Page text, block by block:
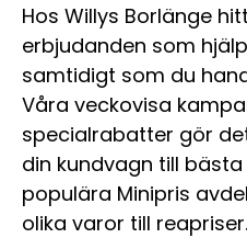
Hos Willys Borlänge
erbjudanden som
samtidigt som du
Våra veckovisa
specialrabatter gör
din kundvagn till
populära Minipris
olika varor till reapriser.